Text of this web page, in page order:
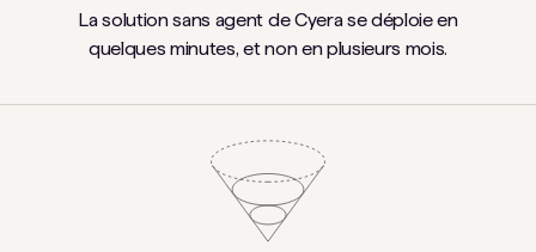
La solution sans agent de Cyera se déploie en
quelques minutes, et non en plusieurs mois.